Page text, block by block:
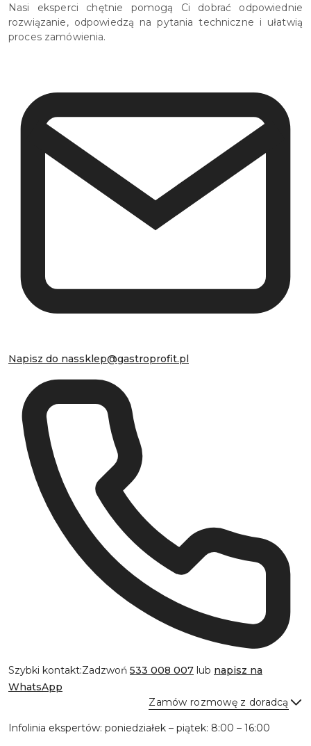
Nasi eksperci chętnie pomogą Ci dobrać odpowiednie
rozwiązanie, odpowiedzą na pytania techniczne i ułatwią
proces zamówienia.
Napisz do nassklep@gastroprofit.pl
Szybki kontakt:Zadzwoń 533 008 007 lub napisz na
WhatsApp
Zamów rozmowę z doradcą
Infolinia ekspertów: poniedziałek – piątek: 8:00 – 16:00